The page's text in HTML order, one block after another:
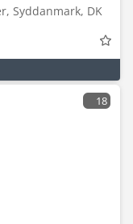
Syddanmark, DK
18